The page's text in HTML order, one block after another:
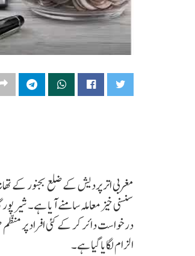
مغربی اتر پردیش کے ضلع بجنور کے
سنسنی خیز معاملہ سامنے آیا ہے۔
درخواست دائر کر کے کئی افراد پر
الزام لگایا گیا ہے۔